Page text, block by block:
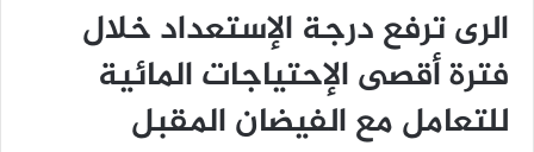
الرى ترفع درجة الإستعداد خلال
فترة أقصى الإحتياجات المائية
للتعامل مع الفيضان المقبل